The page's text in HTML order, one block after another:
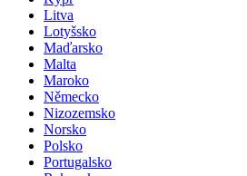
Litva
Lotyšsko
Maďarsko
Malta
Maroko
Německo
Nizozemsko
Norsko
Polsko
Portugalsko